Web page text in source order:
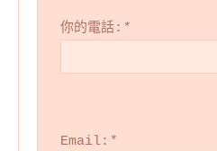
你的電話: *
Email: *